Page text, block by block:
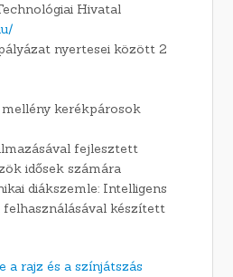
Hivatal
nyertesei között 2
kerékpárosok
fejlesztett
idősek számára
diákszemle: Intelligens
felhasználásával készített
a rajz és a színjátszás